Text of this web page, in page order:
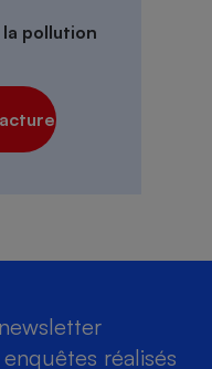
pollution
réalisés